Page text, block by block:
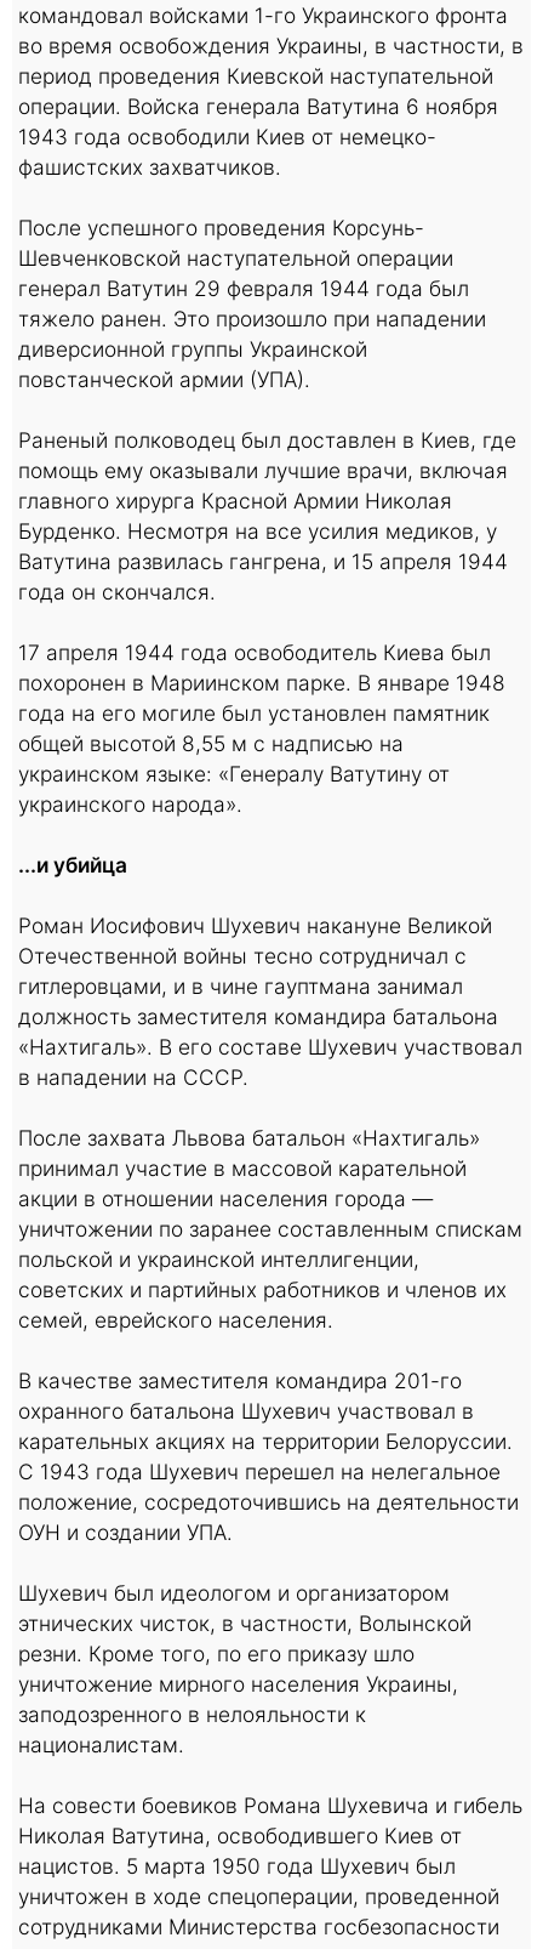
командовал войсками 1-го Украинского фронта
во время освобождения Украины, в частности, в
период проведения Киевской наступательной
операции. Войска генерала Ватутина 6 ноября
1943 года освободили Киев от немецко-
фашистских захватчиков.
После успешного проведения Корсунь-
Шевченковской наступательной операции
генерал Ватутин 29 февраля 1944 года был
тяжело ранен. Это произошло при нападении
диверсионной группы Украинской
повстанческой армии (УПА).
Раненый полководец был доставлен в Киев, где
помощь ему оказывали лучшие врачи, включая
главного хирурга Красной Армии Николая
Бурденко. Несмотря на все усилия медиков, у
Ватутина развилась гангрена, и 15 апреля 1944
года он скончался.
17 апреля 1944 года освободитель Киева был
похоронен в Мариинском парке. В январе 1948
года на его могиле был установлен памятник
общей высотой 8,55 м с надписью на
украинском языке: «Генералу Ватутину от
украинского народа».
...и убийца
Роман Иосифович Шухевич накануне Великой
Отечественной войны тесно сотрудничал с
гитлеровцами, и в чине гауптмана занимал
должность заместителя командира батальона
«Нахтигаль». В его составе Шухевич участвовал
в нападении на СССР.
После захвата Львова батальон «Нахтигаль»
принимал участие в массовой карательной
акции в отношении населения города —
уничтожении по заранее составленным спискам
польской и украинской интеллигенции,
советских и партийных работников и членов их
семей, еврейского населения.
В качестве заместителя командира 201-го
охранного батальона Шухевич участвовал в
карательных акциях на территории Белоруссии.
С 1943 года Шухевич перешел на нелегальное
положение, сосредоточившись на деятельности
ОУН и создании УПА.
Шухевич был идеологом и организатором
этнических чисток, в частности, Волынской
резни. Кроме того, по его приказу шло
уничтожение мирного населения Украины,
заподозренного в нелояльности к
националистам.
На совести боевиков Романа Шухевича и гибель
Николая Ватутина, освободившего Киев от
нацистов. 5 марта 1950 года Шухевич был
уничтожен в ходе спецоперации, проведенной
сотрудниками Министерства госбезопасности